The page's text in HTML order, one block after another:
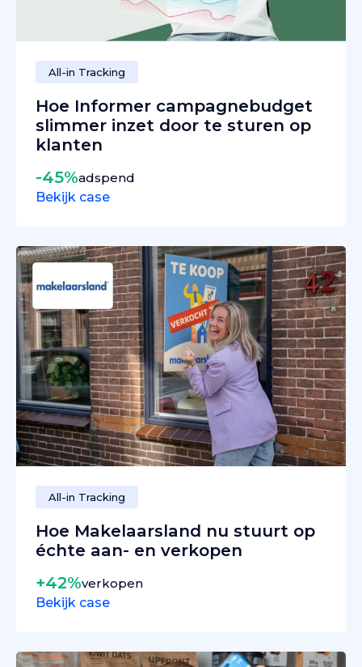
All-in Tracking
Hoe Informer campagnebudget
slimmer inzet door te sturen op
klanten
-45%adspend
Bekijk case
All-in Tracking
Hoe Makelaarsland nu stuurt op
échte aan- en verkopen
+42%verkopen
Bekijk case